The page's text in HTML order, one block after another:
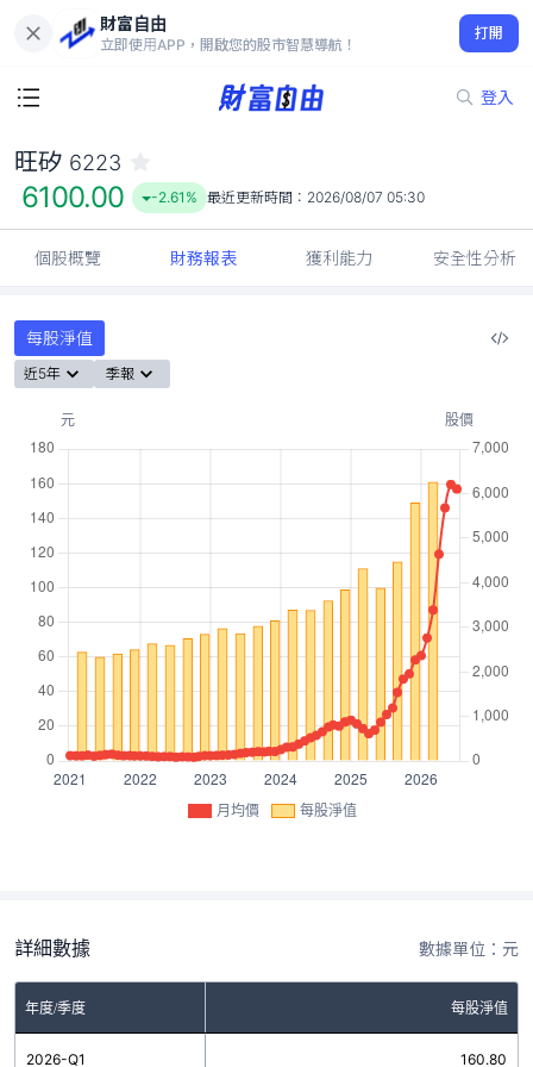
財富自由
立即使用APP，開啟您的股市智慧導航！
打開
登入
6100.00
-2.61%
旺矽 6223
6100.00 -2.61% 最近更新時間： 2026/08/07 05:30
個股概覽 財務報表 獲利能力 安全性分析
每股淨值
近5年 季報
月均價 每股淨值
詳細數據 數據單位：元
年度/季度 每股淨值
2026-Q1 160.80